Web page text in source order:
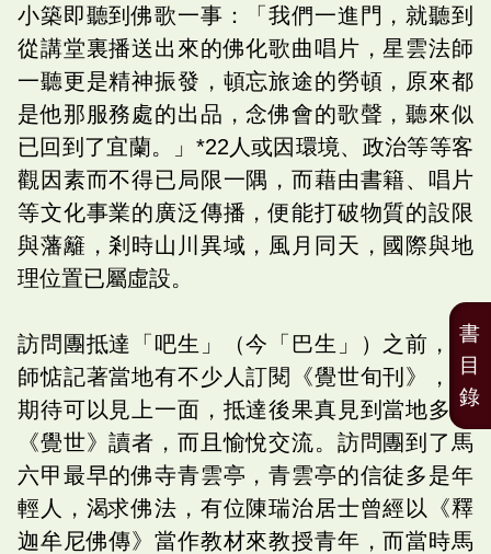
小築即聽到佛歌一事：「我們一進門，就聽到
從講堂裏播送出來的佛化歌曲唱片，星雲法師
一聽更是精神振發，頓忘旅途的勞頓，原來都
是他那服務處的出品，念佛會的歌聲，聽來似
已回到了宜蘭。」*22人或因環境、政治等等客
觀因素而不得已局限一隅，而藉由書籍、唱片
等文化事業的廣泛傳播，便能打破物質的設限
與藩籬，剎時山川異域，風月同天，國際與地
理位置已屬虛設。
訪問團抵達「吧生」（今「巴生」）之前，大
師惦記著當地有不少人訂閱《覺世旬刊》，很
期待可以見上一面，抵達後果真見到當地多位
《覺世》讀者，而且愉悅交流。訪問團到了馬
六甲最早的佛寺青雲亭，青雲亭的信徒多是年
輕人，渴求佛法，有位陳瑞治居士曾經以《釋
迦牟尼佛傳》當作教材來教授青年，而當時馬
書
目
錄